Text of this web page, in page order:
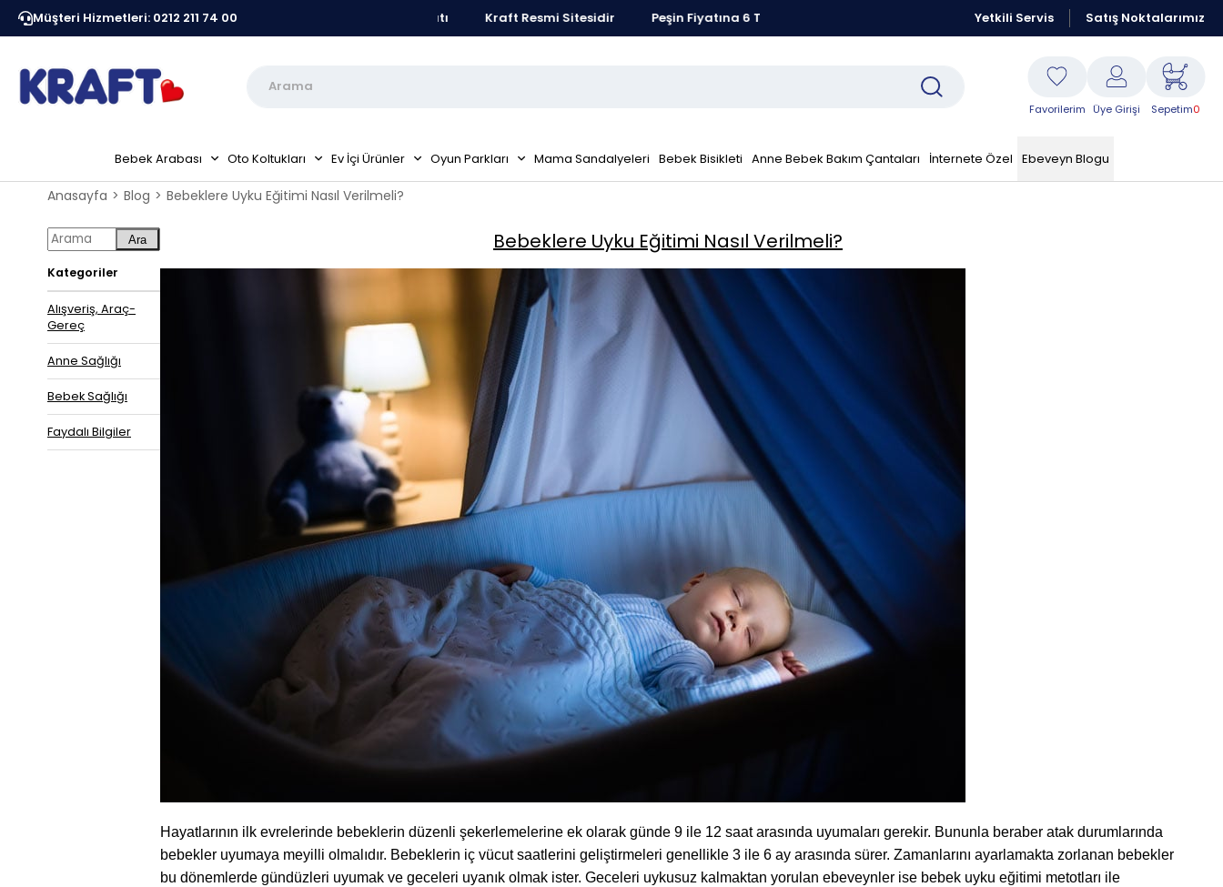
Müşteri Hizmetleri: 0212 211 74 00
Kraft Resmi Sitesidir Kraft Resmi Sitesidir Peşin Fiyatına 6 Taksit Fırsatı Kraft Resmi Sitesidir Peşin Fiyatına 6 Taksit Fırsatı
Yetkili Servis Satış Noktalarımız
Favorilerim Üye Girişi Sepetim0
Bebek Arabası Oto Koltukları Ev İçi Ürünler Oyun Parkları Mama Sandalyeleri Bebek Bisikleti Anne Bebek Bakım Çantaları İnternete Özel Ebeveyn Blogu
Anasayfa Blog Bebeklere Uyku Eğitimi Nasıl Verilmeli?
Bebeklere Uyku Eğitimi Nasıl Verilmeli?
Hayatlarının ilk evrelerinde bebeklerin düzenli şekerlemelerine ek olarak günde 9 ile 12 saat arasında uyumaları gerekir. Bununla beraber atak durumlarında
bebekler uyumaya meyilli olmalıdır. Bebeklerin iç vücut saatlerini geliştirmeleri genellikle 3 ile 6 ay arasında sürer. Zamanlarını ayarlamakta zorlanan bebekler
bu dönemlerde gündüzleri uyumak ve geceleri uyanık olmak ister. Geceleri uykusuz kalmaktan yorulan ebeveynler ise bebek uyku eğitimi metotları ile
Ara
Kategoriler
Alışveriş, Araç-
Gereç
Anne Sağlığı
Bebek Sağlığı
Faydalı Bilgiler